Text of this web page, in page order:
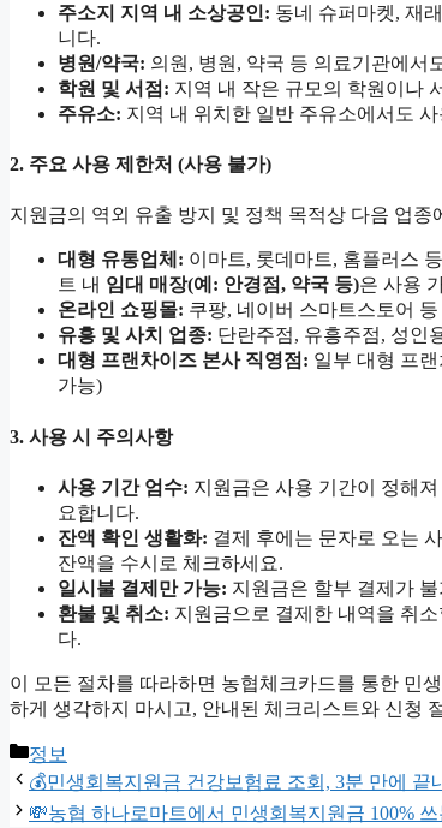
주소지 지역 내 소상공인: 동네 슈퍼마켓, 재
니다.
병원/약국: 의원, 병원, 약국 등 의료기관에서
학원 및 서점: 지역 내 작은 규모의 학원이나
주유소: 지역 내 위치한 일반 주유소에서도
2. 주요 사용 제한처 (사용 불가)
지원금의 역외 유출 방지 및 정책 목적상 다음 업
대형 유통업체: 이마트, 롯데마트, 홈플러스
트 내 임대 매장(예: 안경점, 약국 등)은 사용
온라인 쇼핑몰: 쿠팡, 네이버 스마트스토어
유흥 및 사치 업종: 단란주점, 유흥주점, 성인
대형 프랜차이즈 본사 직영점: 일부 대형 프
가능)
3. 사용 시 주의사항
사용 기간 엄수: 지원금은 사용 기간이 정해져
요합니다.
잔액 확인 생활화: 결제 후에는 문자로 오는
잔액을 수시로 체크하세요.
일시불 결제만 가능: 지원금은 할부 결제가
환불 및 취소: 지원금으로 결제한 내역을 취
다.
이 모든 절차를 따라하면 농협체크카드를 통한 민
하게 생각하지 마시고, 안내된 체크리스트와 신청
카
테
고
정보
💰민생회복지원금 건강보험료 조회, 3분 만에 끝
💸농협 하나로마트에서 민생회복지원금 100%